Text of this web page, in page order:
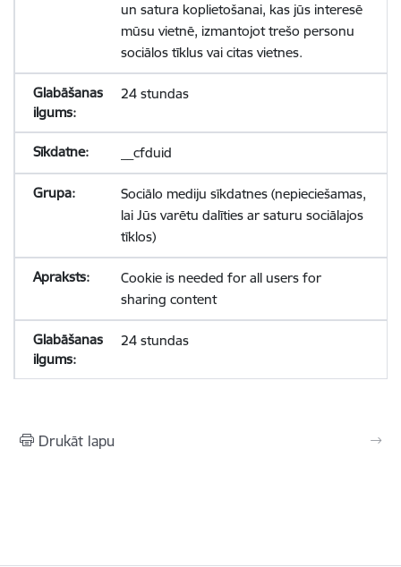
un satura koplietošanai, kas jūs interesē
mūsu vietnē, izmantojot trešo personu
sociālos tīklus vai citas vietnes.
24 stundas
__cfduid
Sociālo mediju sīkdatnes (nepieciešamas,
lai Jūs varētu dalīties ar saturu sociālajos
tīklos)
Cookie is needed for all users for
sharing content
24 stundas
Drukāt lapu